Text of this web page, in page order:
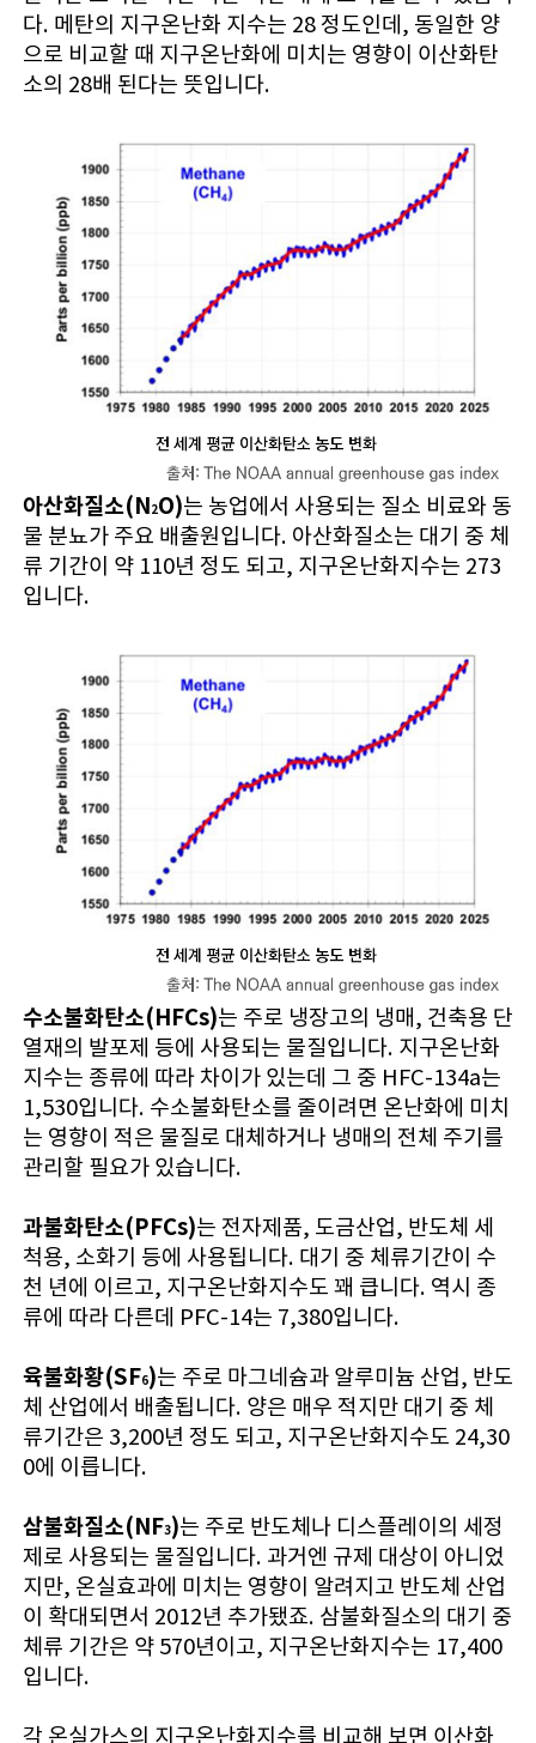
다. 메탄의 지구온난화 지수는 28 정도인데, 동일한 양
으로 비교할 때 지구온난화에 미치는 영향이 이산화탄
소의 28배 된다는 뜻입니다.
아산화질소(N2O)는 농업에서 사용되는 질소 비료와 동
물 분뇨가 주요 배출원입니다. 아산화질소는 대기 중 체
류 기간이 약 110년 정도 되고, 지구온난화지수는 273
입니다.
수소불화탄소(HFCs)는 주로 냉장고의 냉매, 건축용 단
열재의 발포제 등에 사용되는 물질입니다. 지구온난화
지수는 종류에 따라 차이가 있는데 그 중 HFC-134a는
1,530입니다. 수소불화탄소를 줄이려면 온난화에 미치
는 영향이 적은 물질로 대체하거나 냉매의 전체 주기를
관리할 필요가 있습니다.
과불화탄소(PFCs)는 전자제품, 도금산업, 반도체 세
척용, 소화기 등에 사용됩니다. 대기 중 체류기간이 수
천 년에 이르고, 지구온난화지수도 꽤 큽니다. 역시 종
류에 따라 다른데 PFC-14는 7,380입니다.
육불화황(SF6)는 주로 마그네슘과 알루미늄 산업, 반도
체 산업에서 배출됩니다. 양은 매우 적지만 대기 중 체
류기간은 3,200년 정도 되고, 지구온난화지수도 24,30
0에 이릅니다.
삼불화질소(NF3)는 주로 반도체나 디스플레이의 세정
제로 사용되는 물질입니다. 과거엔 규제 대상이 아니었
지만, 온실효과에 미치는 영향이 알려지고 반도체 산업
이 확대되면서 2012년 추가됐죠. 삼불화질소의 대기 중
체류 기간은 약 570년이고, 지구온난화지수는 17,400
입니다.
각 온실가스의 지구온난화지수를 비교해 보면 이산화